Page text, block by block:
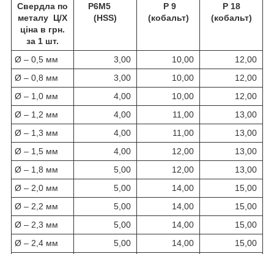
Свердла по
металу Ц/Х
ціна в грн.
за 1 шт.
P6M5
(HSS)
Р 9
(кобальт)
Р 18
(кобальт)
Ø – 0,5 мм 3,00 10,00
12,00
Ø – 0,8 мм
3,00 10,00
12,00
Ø – 1,0 мм
4,00 10,00
12,00
Ø – 1,2 мм
4,00 11,00
13,00
Ø – 1,3 мм
4,00 11,00
13,00
Ø – 1,5 мм
4,00 12,00
13,00
Ø – 1,8 мм
5,00 12,00
13,00
Ø – 2,0 мм
5,00 14,00
15,00
Ø – 2,2 мм
5,00 14,00
15,00
Ø – 2,3 мм
5,00 14,00
15,00
Ø – 2,4 мм
5,00 14,00
15,00